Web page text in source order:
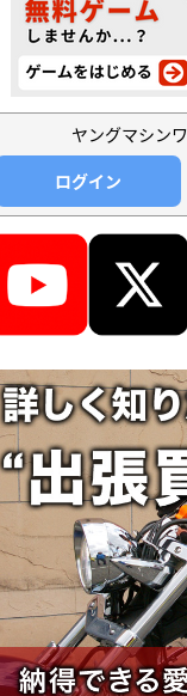
ヤングマシン
ログイン